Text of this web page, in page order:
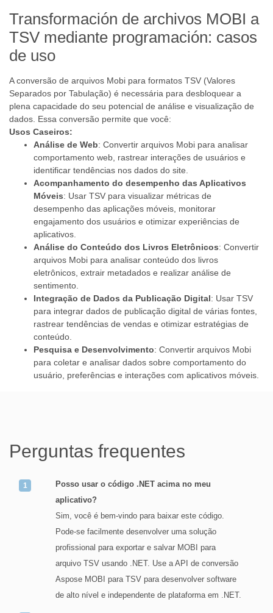
Transformación de archivos MOBI a
TSV mediante programación: casos
de uso
A conversão de arquivos Mobi para formatos TSV (Valores
Separados por Tabulação) é necessária para desbloquear a
plena capacidade do seu potencial de análise e visualização de
dados. Essa conversão permite que você:
Usos Caseiros:
Análise de Web: Convertir arquivos Mobi para analisar
comportamento web, rastrear interações de usuários e
identificar tendências nos dados do site.
Acompanhamento do desempenho das Aplicativos
Móveis: Usar TSV para visualizar métricas de
desempenho das aplicações móveis, monitorar
engajamento dos usuários e otimizar experiências de
aplicativos.
Análise do Conteúdo dos Livros Eletrônicos: Convertir
arquivos Mobi para analisar conteúdo dos livros
eletrônicos, extrair metadados e realizar análise de
sentimento.
Integração de Dados da Publicação Digital: Usar TSV
para integrar dados de publicação digital de várias fontes,
rastrear tendências de vendas e otimizar estratégias de
conteúdo.
Pesquisa e Desenvolvimento: Convertir arquivos Mobi
para coletar e analisar dados sobre comportamento do
usuário, preferências e interações com aplicativos móveis.
Perguntas frequentes
Posso usar o código .NET acima no meu
aplicativo?
Sim, você é bem-vindo para baixar este código.
Pode-se facilmente desenvolver uma solução
profissional para exportar e salvar MOBI para
arquivo TSV usando .NET. Use a API de conversão
Aspose MOBI para TSV para desenvolver software
de alto nível e independente de plataforma em .NET.